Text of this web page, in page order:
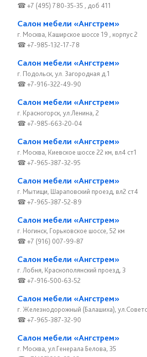
☎ +7 (495) 780-35-35 , доб 411
Салон мебели «Ангстрем»
г. Москва, Каширское шоссе 19 , корпус 2
☎ +7-985-132-17-78
Салон мебели «Ангстрем»
г. Подольск, ул. Загородная д.1
☎ +7-916-322-49-90
Салон мебели «Ангстрем»
г. Красногорск, ул.Ленина, 2
☎ +7-985-663-20-04
Салон мебели «Ангстрем»
г. Москва, Киевское шоссе 22 км, вл4 ст1
☎ +7-965-387-32-95
Салон мебели «Ангстрем»
г. Мытищи, Шараповский проезд, вл2 ст4
☎ +7-965-387-52-89
Салон мебели «Ангстрем»
г. Ногинск, Горьковское шоссе, 52 км
☎ +7 (916) 007-99-87
Салон мебели «Ангстрем»
г. Лобня, Краснополянский проезд, 3
☎ +7-916-500-63-52
Салон мебели «Ангстрем»
г. Железнодорожный (Балашиха),
☎ +7-965-387-32-90
Салон мебели «Ангстрем»
г. Москва, ул.Генерала Белова, 35